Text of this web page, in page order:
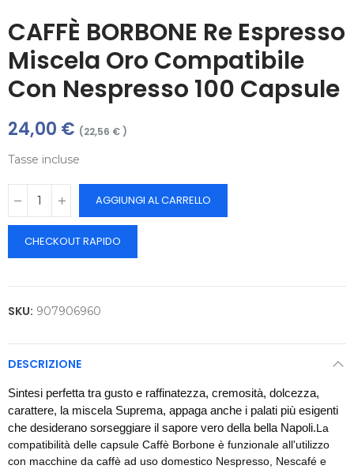
CAFFÈ BORBONE Re Espresso
Miscela Oro Compatibile
Con Nespresso 100 Capsule
24,00 € (22,56 € )
Tasse incluse
AGGIUNGI AL CARRELLO
CHECKOUT RAPIDO
SKU: 907906960
DESCRIZIONE
Sintesi perfetta tra gusto e raffinatezza, cremosità, dolcezza,
carattere, la miscela Suprema, appaga anche i palati più esigenti
che desiderano sorseggiare il sapore vero della bella Napoli.La
compatibilità delle capsule Caffè Borbone è funzionale all'utilizzo
con macchine da caffè ad uso domestico Nespresso, Nescafé e